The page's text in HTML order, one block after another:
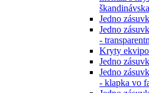
Jedno
Jedno
-
Kryty
Jedno
Jedno
- klapka vo